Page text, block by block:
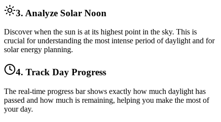
3. Analyze Solar Noon
Discover when the sun is at its highest point in the sky. This is
crucial for understanding the most intense period of daylight and for
solar energy planning.
4. Track Day Progress
The real-time progress bar shows exactly how much daylight has
passed and how much is remaining, helping you make the most of
your day.